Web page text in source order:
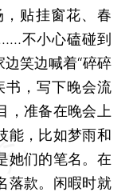
贴挂窗花、春
不小心磕碰到
笑边喊着“碎碎
书，写下晚会流
，准备在晚会上
能，比如梦雨和
她们的笔名。在
落款。闲暇时就